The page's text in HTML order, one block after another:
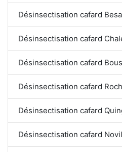
Désinsectisation cafard
Désinsectisation cafard
Désinsectisation cafard
Désinsectisation cafard
Désinsectisation cafard
Désinsectisation cafard